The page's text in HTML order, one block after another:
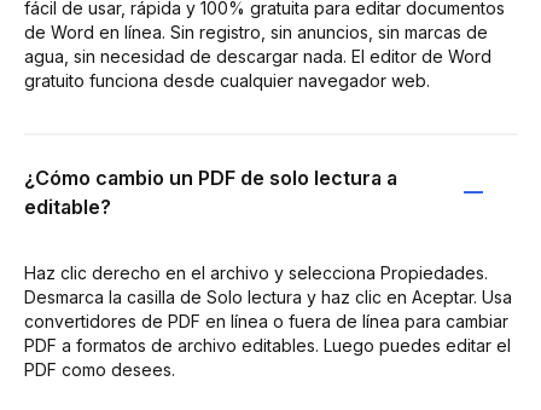
fácil de usar, rápida y 100% gratuita para editar documentos
de Word en línea. Sin registro, sin anuncios, sin marcas de
agua, sin necesidad de descargar nada. El editor de Word
gratuito funciona desde cualquier navegador web.
¿Cómo cambio un PDF de solo lectura a
editable?
Haz clic derecho en el archivo y selecciona Propiedades.
Desmarca la casilla de Solo lectura y haz clic en Aceptar. Usa
convertidores de PDF en línea o fuera de línea para cambiar
PDF a formatos de archivo editables. Luego puedes editar el
PDF como desees.